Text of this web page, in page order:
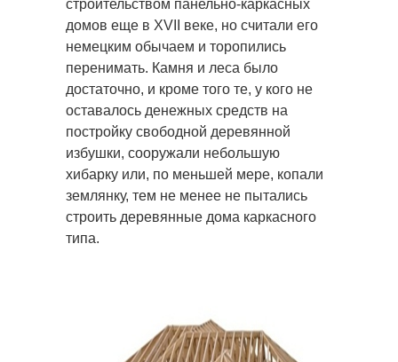
строительством панельно-каркасных
домов еще в XVII веке, но считали его
немецким обычаем и торопились
перенимать. Камня и леса было
достаточно, и кроме того те, у кого не
оставалось денежных средств на
постройку свободной деревянной
избушки, сооружали небольшую
хибарку или, по меньшей мере, копали
землянку, тем не менее не пытались
строить деревянные дома каркасного
типа.